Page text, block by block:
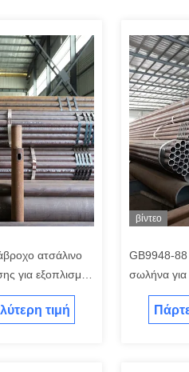
ατσάλινο
για εξοπλισμό
τιμή
βίντεο
GB9948-88
σωλήνα για